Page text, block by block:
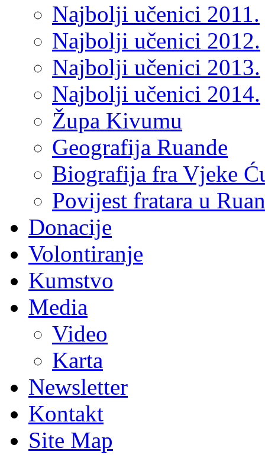
Najbolji učenici 2011.
Najbolji učenici 2012.
Najbolji učenici 2013.
Najbolji učenici 2014.
Župa Kivumu
Geografija Ruande
Biografija fra Vjeke
Povijest fratara u
Donacije
Volontiranje
Kumstvo
Media
Video
Karta
Newsletter
Kontakt
Site Map